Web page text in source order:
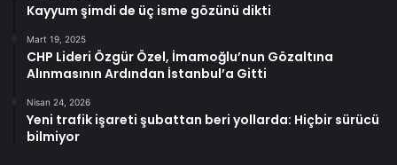
Kayyum şimdi de üç isme gözünü dikti
Mart 19, 2025
CHP Lideri Özgür Özel, İmamoğlu’nun Gözaltına
Alınmasının Ardından İstanbul’a Gitti
Nisan 24, 2026
Yeni trafik işareti şubattan beri yollarda: Hiçbir sürücü
bilmiyor